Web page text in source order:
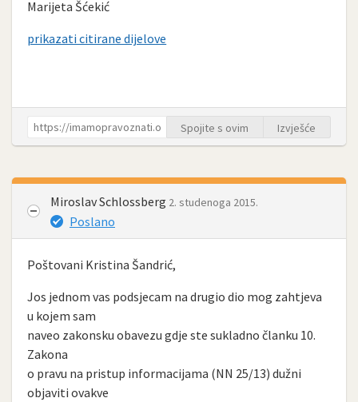
Marijeta Šćekić
prikazati citirane dijelove
Spojite s ovim Izvješće
Miroslav Schlossberg 2. studenoga 2015.
Poslano
Poštovani Kristina Šandrić,
Jos jednom vas podsjecam na drugio dio mog zahtjeva
u kojem sam
naveo zakonsku obavezu gdje ste sukladno članku 10.
Zakona
o pravu na pristup informacijama (NN 25/13) dužni
objaviti ovakve